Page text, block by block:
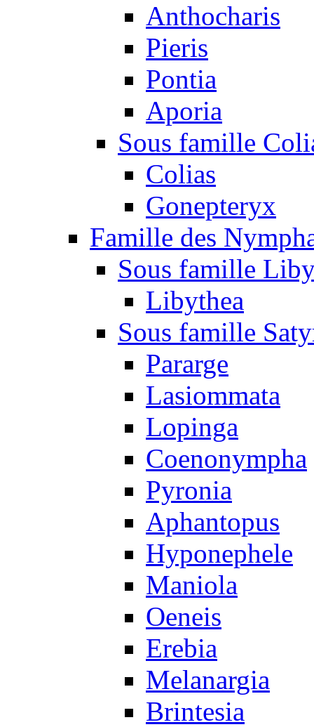
Anthocharis
Pieris
Pontia
Aporia
Sous famille
Colias
Gonepteryx
Famille des
Sous famille
Libythea
Sous famille
Pararge
Lasiommata
Lopinga
Coenonympha
Pyronia
Aphantopus
Hyponephele
Maniola
Oeneis
Erebia
Melanargia
Brintesia